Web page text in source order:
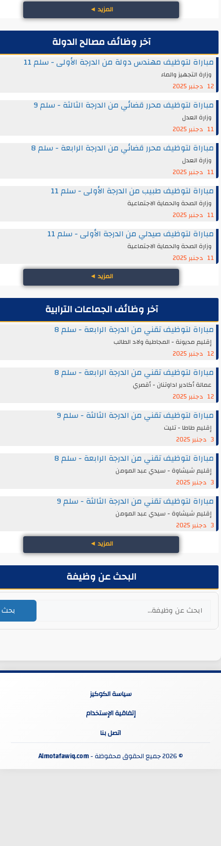
◄
آخر وظائف مصالح الدولة
لتوظيف مهندس دولة من الدرجة الأولى - سلم 11
التجهيز والماء
لتوظيف محرر قضائي من الدرجة الثالثة - سلم 9
العدل
لتوظيف محرر قضائي من الدرجة الرابعة - سلم 8
العدل
لتوظيف طبيب من الدرجة الأولى - سلم 11
الصحة والحماية الاجتماعية
لتوظيف صيدلي من الدرجة الأولى - سلم 11
الصحة والحماية الاجتماعية
◄
آخر وظائف الجماعات الترابية
لتوظيف تقني من الدرجة الرابعة - سلم 8
مديونة - المجاطية ولاد الطالب
لتوظيف تقني من الدرجة الرابعة - سلم 8
أكادير اداوتنان - أقصري
لتوظيف تقني من الدرجة الثالثة - سلم 9
طاطا - تليت
لتوظيف تقني من الدرجة الرابعة - سلم 8
شيشاوة - سيدي عبد المومن
لتوظيف تقني من الدرجة الثالثة - سلم 9
شيشاوة - سيدي عبد المومن
◄
البحث عن وظيفة
سياسة الكوكيز
إتفاقية الإستخدام
اتصل بنا
Almotafawiq.com